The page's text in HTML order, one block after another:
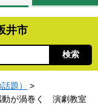
井市
題）
>
動が渦巻く 演劇教室